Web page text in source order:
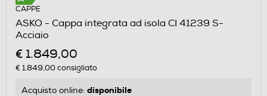
CAPPE
ASKO - Cappa integrata ad isola CI 41239 S-
Acciaio
€ 1.849,00
€ 1.849,00consigliato
Acquisto online: disponibile